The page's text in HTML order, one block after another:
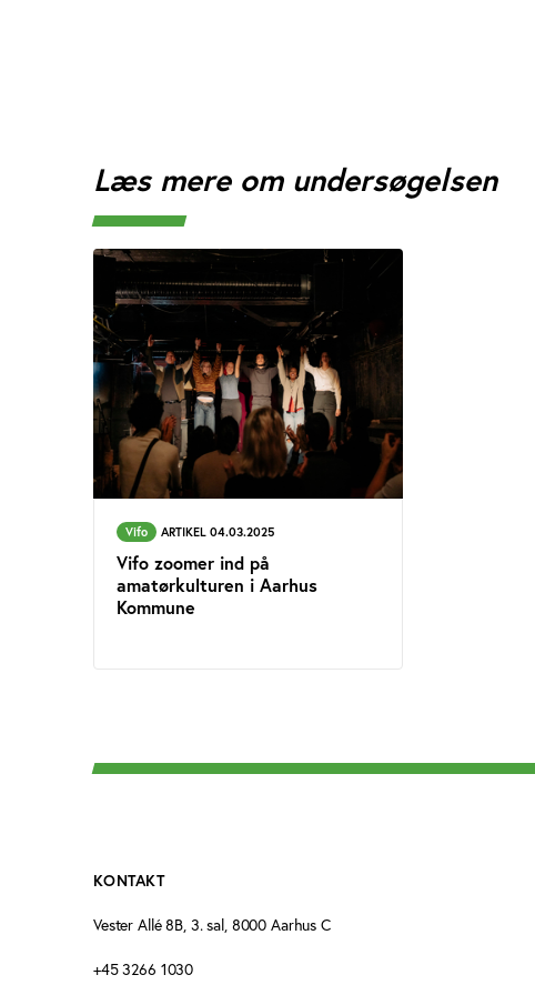
Læs mere om undersøgelsen
Vifo ARTIKEL 04.03.2025
Vifo zoomer ind på
amatørkulturen i Aarhus
Kommune
KONTAKT
Vester Allé 8B, 3. sal, 8000 Aarhus C
+45 3266 1030